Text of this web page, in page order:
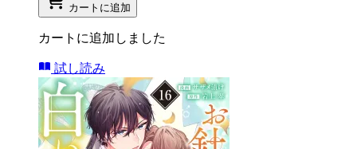
カートに追加
カートに追加しました
試し読み